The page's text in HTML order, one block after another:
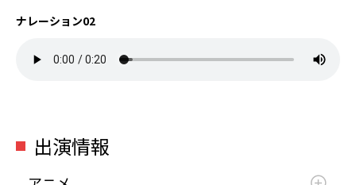
ナレーション02
出演情報